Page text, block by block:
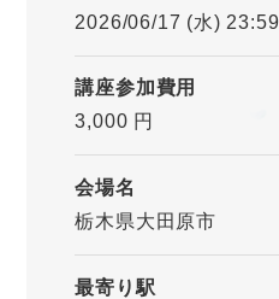
2026/06/17 (水) 23:59
講座参加費用
3,000 円
会場名
栃木県大田原市
最寄り駅